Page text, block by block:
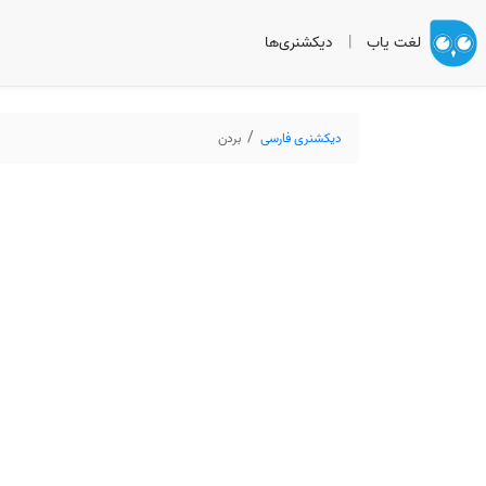
لغت یاب | دیکشنری‌ها
دیکشنری فارسی بردن